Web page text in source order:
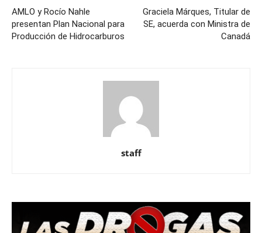
AMLO y Rocío Nahle
presentan Plan Nacional para
Producción de Hidrocarburos
Graciela Márques, Titular de
SE, acuerda con Ministra de
Canadá
staff